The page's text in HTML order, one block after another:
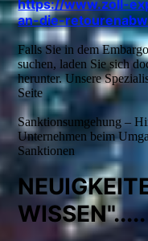
https://www.zoll-
an-die-
Falls Sie in dem
suchen, laden Sie sich
herunter. Unsere
Seite
Sanktionsumgehung –
Unternehmen beim
Sanktionen
WISSEN".....